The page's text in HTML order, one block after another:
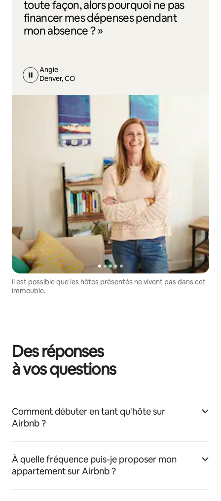
toute façon, alors pourquoi ne pas
financer mes dépenses pendant
mon absence ? »
Angie
Denver, CO
Il est possible que les hôtes présentés ne vivent pas dans cet
immeuble.
Des réponses
à vos questions
Comment débuter en tant qu'hôte sur
Airbnb ?
À quelle fréquence puis-je proposer mon
appartement sur Airbnb ?